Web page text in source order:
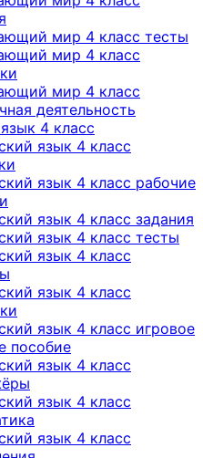
мир 4 класс тесты
мир 4 класс
мир 4 класс
деятельность
4 класс
язык 4 класс
язык 4 класс рабочие
язык 4 класс задания
язык 4 класс тесты
язык 4 класс
язык 4 класс
язык 4 класс игровое
пособие
язык 4 класс
язык 4 класс
язык 4 класс